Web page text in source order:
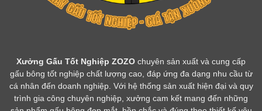
Xưởng Gấu Tốt Nghiệp ZOZO chuyên sản xuất và cung cấp
gấu bông tốt nghiệp chất lượng cao, đáp ứng đa dạng nhu cầu từ
cá nhân đến doanh nghiệp. Với hệ thống sản xuất hiện đại và quy
trình gia công chuyên nghiệp, xưởng cam kết mang đến những